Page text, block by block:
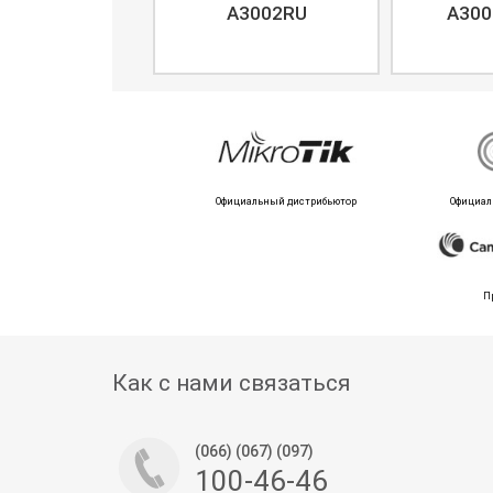
A3002RU
Официальный дистрибьютор
Как с нами связаться
(066) (067) (097)
100-46-46